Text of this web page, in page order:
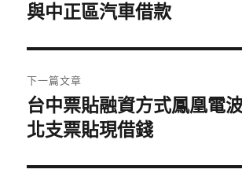
導
覽
一
文
章:
與中正區汽車借款
下一篇文章
下
一
文
台中票貼融資方式鳳凰電
北支票貼現借錢